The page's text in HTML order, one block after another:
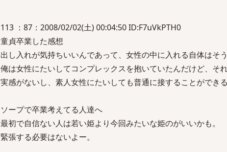
113 ：87：2008/02/02(土) 00:04:50 ID:F7uVkPTH0
童貞卒業した感想
出し入れが気持ちいいんであって、女性の中に入れる自体はそ
俺は女性にたいしてコンプレックスを抱いていたんだけど、そ
実感がないし、素人女性にたいしても普通に接することができ
ソープで卒業考えてる人達へ
最初で自信ない人は若い姫より今回みたいな姫のがいいかも。
緊張する必要はないよー。